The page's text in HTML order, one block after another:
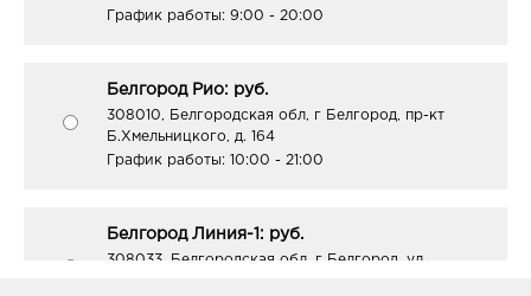
График работы: 9:00 - 20:00
Белгород Рио: руб.
308010, Белгородская обл, г Белгород, пр-кт
Б.Хмельницкого, д. 164
График работы: 10:00 - 21:00
Белгород Линия-1: руб.
308033, Белгородская обл, г Белгород, ул